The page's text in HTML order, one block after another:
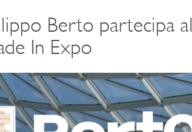
Berto partecipa al
In Expo